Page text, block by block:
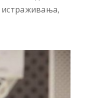
истраживања,